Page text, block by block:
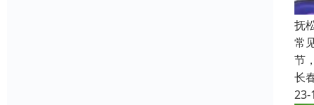
抚
常
节
长
23-